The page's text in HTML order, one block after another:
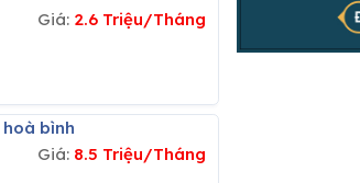
Giá: 2.6 Triệu/Tháng
bình
Giá: 8.5 Triệu/Tháng